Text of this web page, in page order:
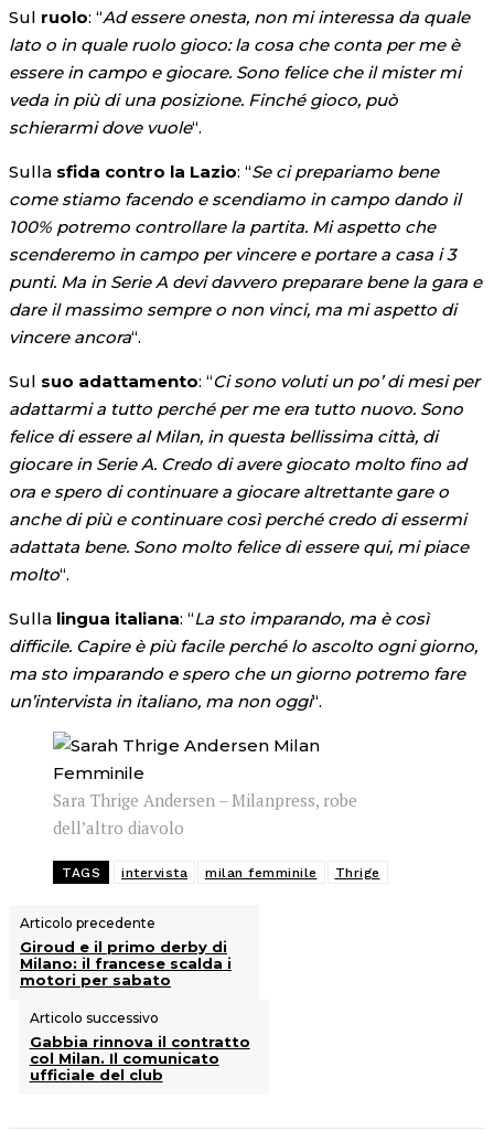
Sul ruolo: “Ad essere onesta, non mi interessa da quale
lato o in quale ruolo gioco: la cosa che conta per me è
essere in campo e giocare. Sono felice che il mister mi
veda in più di una posizione. Finché gioco, può
schierarmi dove vuole“.
Sulla sfida contro la Lazio: “Se ci prepariamo bene
come stiamo facendo e scendiamo in campo dando il
100% potremo controllare la partita. Mi aspetto che
scenderemo in campo per vincere e portare a casa i 3
punti. Ma in Serie A devi davvero preparare bene la gara e
dare il massimo sempre o non vinci, ma mi aspetto di
vincere ancora“.
Sul suo adattamento: “Ci sono voluti un po’ di mesi per
adattarmi a tutto perché per me era tutto nuovo. Sono
felice di essere al Milan, in questa bellissima città, di
giocare in Serie A. Credo di avere giocato molto fino ad
ora e spero di continuare a giocare altrettante gare o
anche di più e continuare così perché credo di essermi
adattata bene. Sono molto felice di essere qui, mi piace
molto“.
Sulla lingua italiana: “La sto imparando, ma è così
difficile. Capire è più facile perché lo ascolto ogni giorno,
ma sto imparando e spero che un giorno potremo fare
un’intervista in italiano, ma non oggi“.
Sara Thrige Andersen – Milanpress, robe
dell’altro diavolo
TAGS intervista milan femminile Thrige
Articolo precedente
Giroud e il primo derby di
Milano: il francese scalda i
motori per sabato
Articolo successivo
Gabbia rinnova il contratto
col Milan. Il comunicato
ufficiale del club